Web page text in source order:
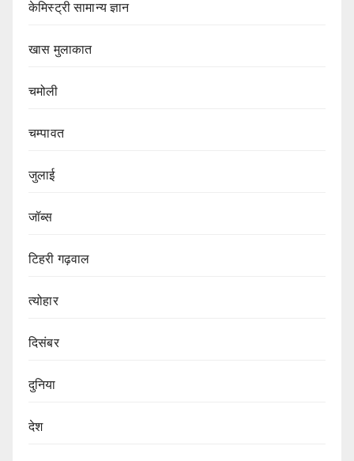
केमिस्ट्री सामान्य ज्ञान
खास मुलाकात
चमोली
चम्पावत
जुलाई
जॉब्स
टिहरी गढ़वाल
त्योहार
दिसंबर
दुनिया
देश